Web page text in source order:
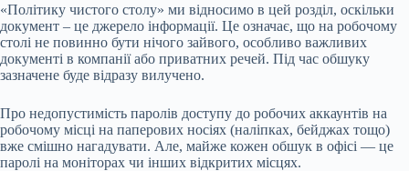
«Політику чистого столу» ми відносимо в цей розділ, оскільки
документ – це джерело інформації. Це означає, що на робочому
столі не повинно бути нічого зайвого, особливо важливих
документі в компанії або приватних речей. Під час обшуку
зазначене буде відразу вилучено.
Про недопустимість паролів доступу до робочих аккаунтів на
робочому місці на паперових носіях (наліпках, бейджах тощо)
вже смішно нагадувати. Але, майже кожен обшук в офісі — це
паролі на моніторах чи інших відкритих місцях.